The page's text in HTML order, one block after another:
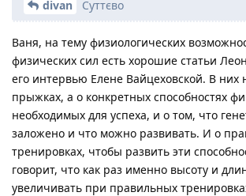
divan Суттєво
Ваня, на тему физиологических
физических сил есть хорошие статьи
его интервью Елене Вайцеховской. В них
прыжках, а о конкретных способностях
необходимых для успеха, и о том, что
заложено и что можно развивать. И о
тренировках, чтобы развить эти
говорит, что как раз именно высоту и
увеличивать при правильных